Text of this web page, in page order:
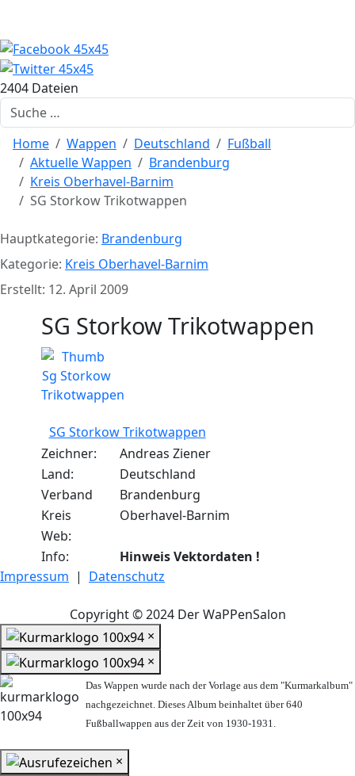
2404 Dateien
Suchen
Home Wappen Deutschland
Fußball
Aktuelle Wappen
Brandenburg
Kreis Oberhavel-Barnim
SG Storkow Trikotwappen
Hauptkategorie: Brandenburg
Kategorie: Kreis Oberhavel-Barnim
Erstellt: 12. April 2009
SG Storkow Trikotwappen
SG Storkow Trikotwappen
Zeichner:
Andreas Ziener
Land:
Deutschland
Verband
Brandenburg
Kreis
Oberhavel-Barnim
Web:
Info:
Hinweis Vektordaten !
Impressum | Datenschutz
Copyright © 2024 Der WaPPenSalon
×
×
Das Wappen wurde nach der Vorlage aus dem "Kurmarkalbum"
nachgezeichnet. Dieses Album beinhaltet über 640
Fußballwappen aus der Zeit von 1930-1931.
×